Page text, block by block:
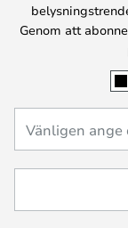
Genom att